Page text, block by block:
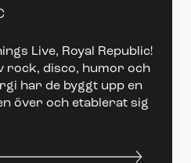
Live, Royal Republic!
rock, disco, humor och
har de byggt upp en
över och etablerat sig